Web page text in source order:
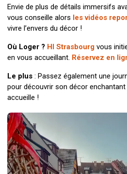
Envie de plus de détails immersifs
vous conseille alors les vidéos
vivre l’envers du décor !
Où Loger ? HI Strasbourg vous
en vous accueillant. Réservez en
Le plus : Passez également une
pour découvrir son décor enchantant
accueille !